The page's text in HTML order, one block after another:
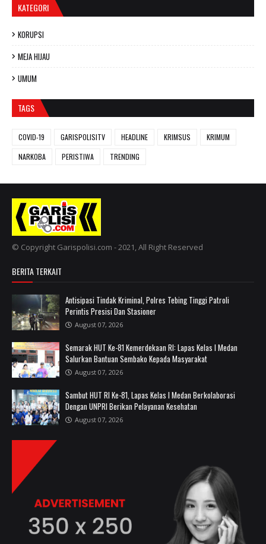
KATEGORI
KORUPSI
MEJA HIJAU
UMUM
TAGS
COVID-19 GARISPOLISITV HEADLINE KRIMSUS
KRIMUM
NARKOBA
PERISTIWA TRENDING
© Copyright Garispolisi.com - 2021, All Right Reserved
BERITA TERKAIT
Antisipasi Tindak Kriminal, Polres Tebing Tinggi Patroli
Perintis Presisi Dan Stasioner
August 07, 2026
Semarak HUT Ke-81 Kemerdekaan RI: Lapas Kelas I Medan
Salurkan Bantuan Sembako Kepada Masyarakat
August 07, 2026
Sambut HUT RI Ke-81, Lapas Kelas I Medan Berkolaborasi
Dengan UNPRI Berikan Pelayanan Kesehatan
August 07, 2026